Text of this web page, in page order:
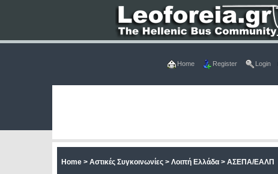
Home Register Login
Home >Αστικές Συγκοινωνίες >Λοιπή Ελλάδα >ΑΣΕΠΑ/ΕΑΛΠ